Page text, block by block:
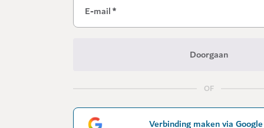
E-mail*
Doorgaan
OF
Verbinding maken via Google